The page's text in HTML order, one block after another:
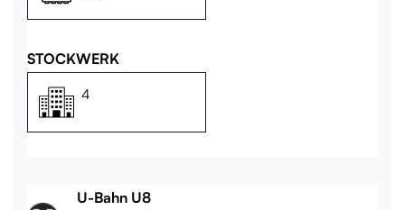
STOCKWERK
4
U-Bahn U8